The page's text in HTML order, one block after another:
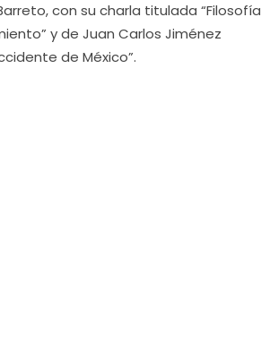
con su charla titulada “Filosofía
y de Juan Carlos Jiménez
de México”.